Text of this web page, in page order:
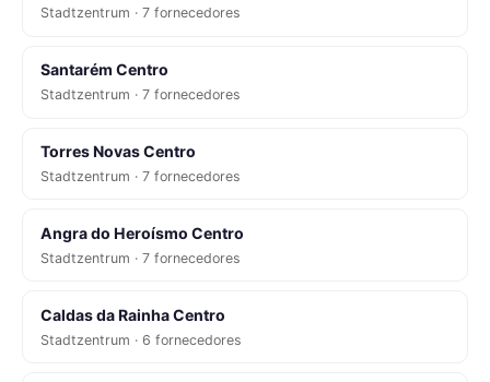
Stadtzentrum · 7 fornecedores
Santarém Centro
Stadtzentrum · 7 fornecedores
Torres Novas Centro
Stadtzentrum · 7 fornecedores
Angra do Heroísmo Centro
Stadtzentrum · 7 fornecedores
Caldas da Rainha Centro
Stadtzentrum · 6 fornecedores